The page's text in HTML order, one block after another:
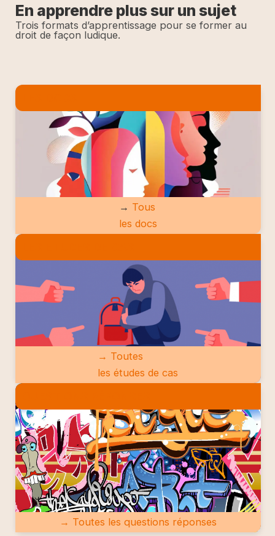
En apprendre plus sur un sujet
Trois formats d’apprentissage pour se former au
droit de façon ludique.
→ Tous
les docs
→ Toutes
les études de cas
→ Toutes les questions réponses